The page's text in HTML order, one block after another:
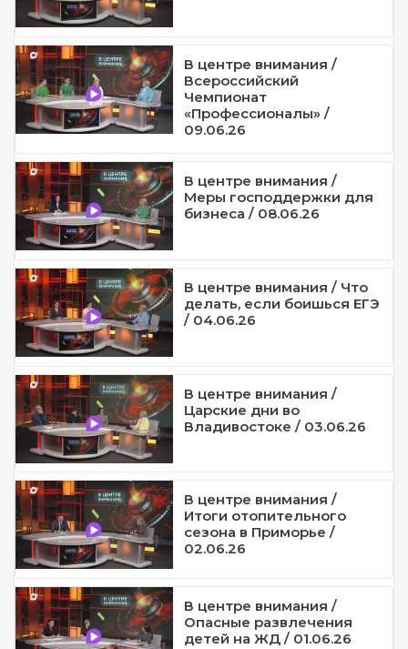
В центре внимания /
Всероссийский
Чемпионат
«Профессионалы» /
09.06.26
В центре внимания /
Меры господдержки для
бизнеса / 08.06.26
В центре внимания / Что
делать, если боишься ЕГЭ
/ 04.06.26
В центре внимания /
Царские дни во
Владивостоке / 03.06.26
В центре внимания /
Итоги отопительного
сезона в Приморье /
02.06.26
В центре внимания /
Опасные развлечения
детей на ЖД / 01.06.26